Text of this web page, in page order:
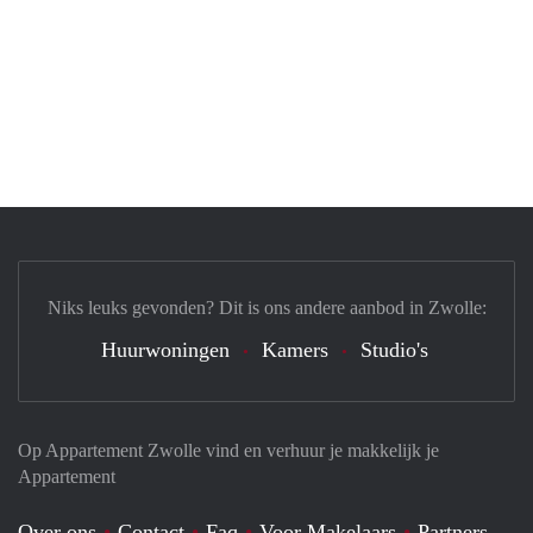
Op Appartement Zwolle vind en verhuur je makkelijk je
Appartement
Niks leuks gevonden? Dit is ons andere aanbod in Zwolle:
Huurwoningen Kamers Studio's